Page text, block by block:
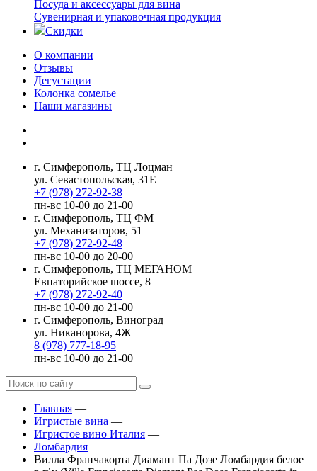
Посуда и аксессуары для вина
Сувенирная и упаковочная продукция
Скидки
О компании
Отзывы
Дегустации
Колонка сомелье
Наши магазины
г. Симферополь, ТЦ Лоцман
ул. Севастопольская, 31Е
+7 (978) 272-92-38
пн-вс 10-00 до 21-00
г. Симферополь, ТЦ ФМ
ул. Механизаторов, 51
+7 (978) 272-92-48
пн-вс 10-00 до 20-00
г. Симферополь, ТЦ МЕГАНОМ
Евпаторийское шоссе, 8
+7 (978) 272-92-40
пн-вс 10-00 до 21-00
г. Симферополь, Виноград
ул. Никанорова, 4Ж
8 (978) 777-18-95
пн-вс 10-00 до 21-00
Главная —
Игристые вина —
Игристое вино Италия —
Ломбардия —
Вилла Франчакорта Диамант Па Дозе Ломбардия белое